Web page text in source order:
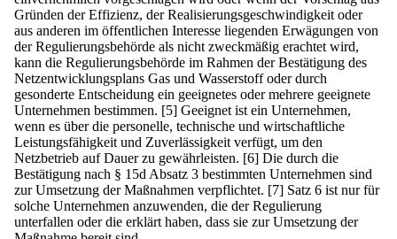
Gründen der Effizienz, der Realisierungsgeschwindigkeit oder
aus anderen im öffentlichen Interesse liegenden Erwägungen von
der Regulierungsbehörde als nicht zweckmäßig erachtet wird,
kann die Regulierungsbehörde im Rahmen der Bestätigung des
Netzentwicklungsplans Gas und Wasserstoff oder durch
gesonderte Entscheidung ein geeignetes oder mehrere geeignete
Unternehmen bestimmen. [5] Geeignet ist ein Unternehmen,
wenn es über die personelle, technische und wirtschaftliche
Leistungsfähigkeit und Zuverlässigkeit verfügt, um den
Netzbetrieb auf Dauer zu gewährleisten. [6] Die durch die
Bestätigung nach § 15d Absatz 3 bestimmten Unternehmen sind
zur Umsetzung der Maßnahmen verpflichtet. [7] Satz 6 ist nur für
solche Unternehmen anzuwenden, die der Regulierung
unterfallen oder die erklärt haben, dass sie zur Umsetzung der